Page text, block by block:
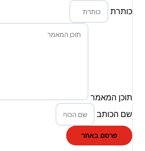
כותרת
תוכן המאמר
שם הכותב
פרסם באתר